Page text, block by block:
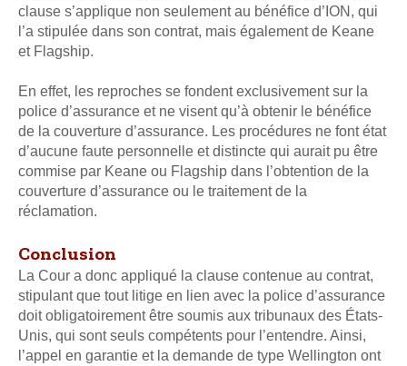
clause s’applique non seulement au bénéfice d’ION, qui
l’a stipulée dans son contrat, mais également de Keane
et Flagship.
En effet, les reproches se fondent exclusivement sur la
police d’assurance et ne visent qu’à obtenir le bénéfice
de la couverture d’assurance. Les procédures ne font état
d’aucune faute personnelle et distincte qui aurait pu être
commise par Keane ou Flagship dans l’obtention de la
couverture d’assurance ou le traitement de la
réclamation.
Conclusion
La Cour a donc appliqué la clause contenue au contrat,
stipulant que tout litige en lien avec la police d’assurance
doit obligatoirement être soumis aux tribunaux des États-
Unis, qui sont seuls compétents pour l’entendre. Ainsi,
l’appel en garantie et la demande de type Wellington ont